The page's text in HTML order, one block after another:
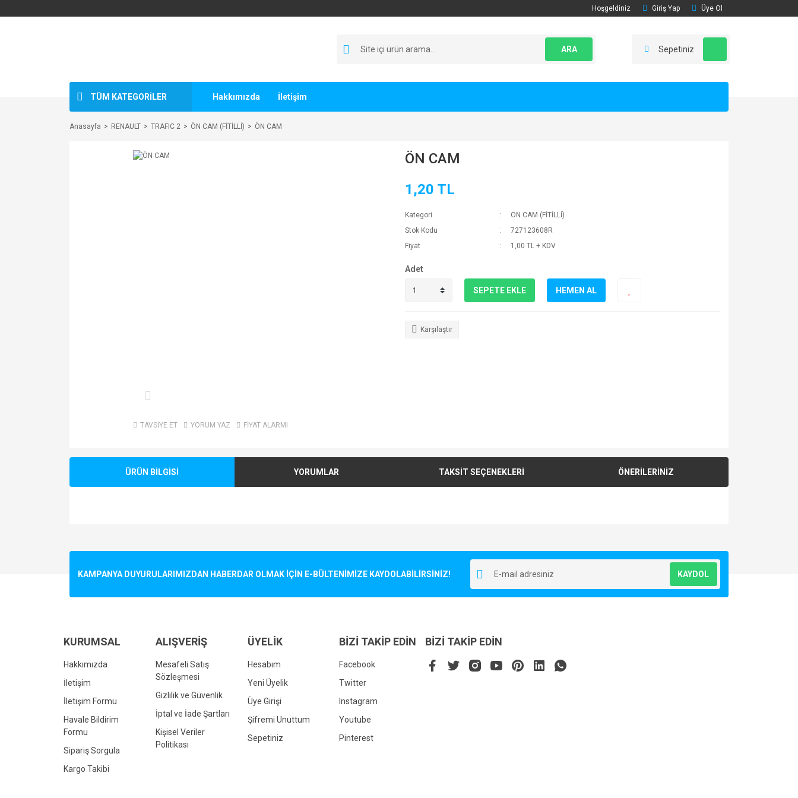
Hoşgeldiniz Giriş Yap Üye Ol
ARA Sepetiniz
TÜM KATEGORİLER Hakkımızda İletişim
Anasayfa RENAULT TRAFIC 2 ÖN CAM (FİTİLLİ) ÖN CAM
TAVSİYE ET YORUM YAZ FİYAT ALARMI
ÖN CAM
1,20 TL
Kategori
ÖN CAM (FİTİLLİ)
Stok Kodu
727123608R
Fiyat
1,00 TL + KDV
Adet
SEPETE EKLE HEMEN AL
Karşılaştır
ÜRÜN BİLGİSİ YORUMLAR TAKSİT SEÇENEKLERİ ÖNERİLERİNİZ
Ürün resmi kalitesiz, bozuk veya görüntülenemiyor.
Bu ürüne benzer farklı alternatifler olmalı.
KAMPANYA DUYURULARIMIZDAN HABERDAR OLMAK İÇİN E-BÜLTENİMİZE KAYDOLABİLİRSİNİZ! KAYDOL
KURUMSAL
Hakkımızda
İletişim
İletişim Formu
Havale Bildirim
Formu
Sipariş Sorgula
Kargo Takibi
ALIŞVERİŞ
Mesafeli Satış
Sözleşmesi
Gizlilik ve Güvenlik
İptal ve İade Şartları
Kişisel Veriler
Politikası
ÜYELİK
Hesabım
Yeni Üyelik
Üye Girişi
Şifremi Unuttum
Sepetiniz
BİZİ TAKİP EDİN
Facebook
Twitter
Instagram
Youtube
Pinterest
BİZİ TAKİP EDİN